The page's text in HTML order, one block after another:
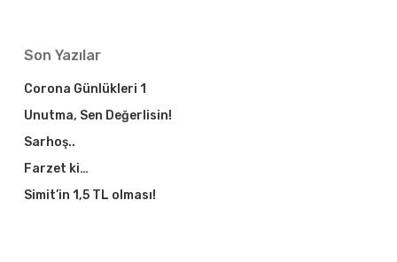
Son Yazılar
Corona Günlükleri 1
Unutma, Sen Değerlisin!
Sarhoş..
Farzet ki…
Simit’in 1,5 TL olması!